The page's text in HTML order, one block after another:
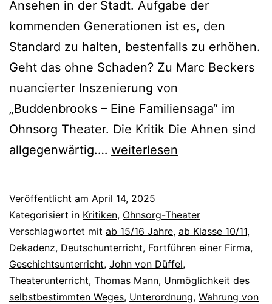
Ansehen in der Stadt. Aufgabe der
kommenden Generationen ist es, den
Standard zu halten, bestenfalls zu erhöhen.
Geht das ohne Schaden? Zu Marc Beckers
nuancierter Inszenierung von
„Buddenbrooks – Eine Familiensaga“ im
Ohnsorg Theater. Die Kritik Die Ahnen sind
allgegenwärtig.… Buddenbrooks
Familiensaga
weiterlesen
Veröffentlicht am April 14, 2025
Kategorisiert in Kritiken, Ohnsorg-Theater
Verschlagwortet mit ab 15/16 Jahre, ab Klasse 10/11,
Dekadenz, Deutschunterricht, Fortführen einer Firma,
Geschichtsunterricht, John von Düffel,
Theaterunterricht, Thomas Mann, Unmöglichkeit des
selbstbestimmten Weges, Unterordnung, Wahrung von